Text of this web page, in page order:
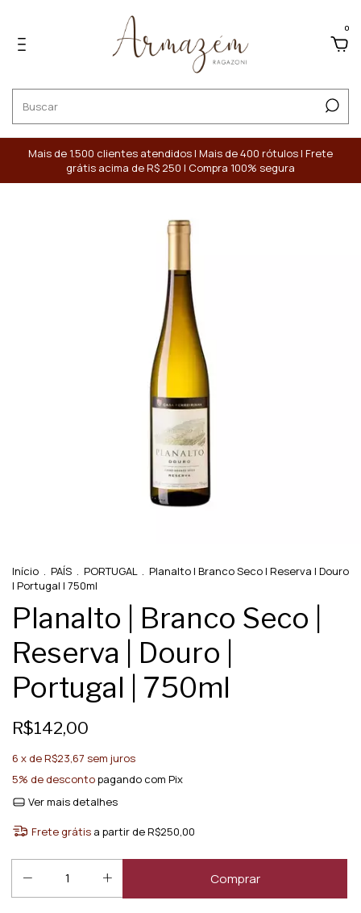
0
Mais de 1.500 clientes atendidos | Mais de 400 rótulos | Frete
grátis acima de R$ 250 | Compra 100% segura
Início . PAÍS . PORTUGAL . Planalto | Branco Seco | Reserva | Douro
| Portugal | 750ml
Planalto | Branco Seco |
Reserva | Douro |
Portugal | 750ml
R$142,00
6 x deR$23,67 sem juros
5% de descontopagando com Pix
Ver mais detalhes
Frete grátis a partir deR$250,00